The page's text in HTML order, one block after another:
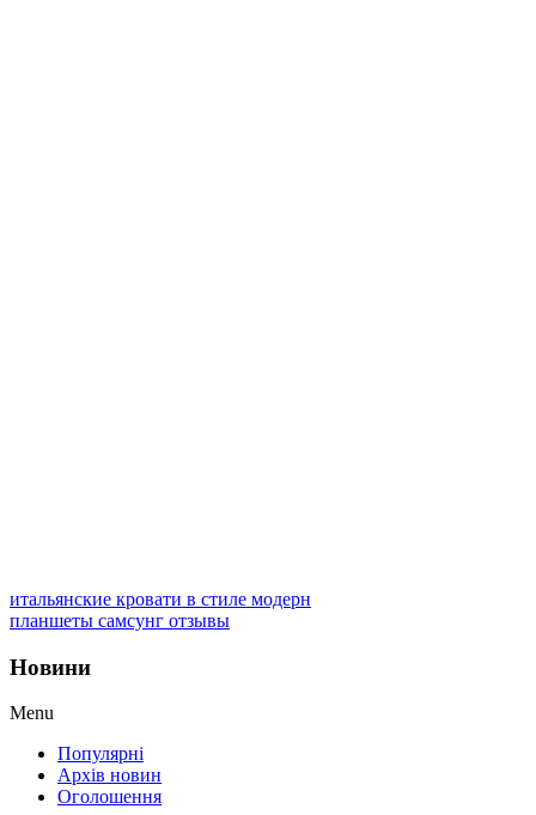
итальянские кровати в стиле модерн
планшеты самсунг отзывы
Новини
Menu
Популярні
Архів новин
Оголошення